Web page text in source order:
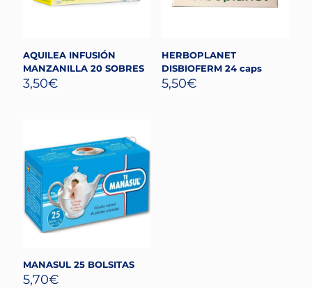
AQUILEA INFUSIÓN
MANZANILLA 20 SOBRES
3,50€
HERBOPLANET
DISBIOFERM 24 caps
5,50€
MANASUL 25 BOLSITAS
5,70€